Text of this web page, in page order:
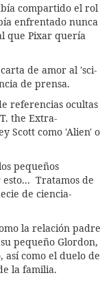
compartido el rol
enfrentado nunca
que Pixar quería
de amor al 'sci-
de prensa.
referencias ocultas
the Extra-
Scott como 'Alien' o
pequeños
Tratamos de
de ciencia-
la relación padre
pequeño Glordon,
como el duelo de
la familia.